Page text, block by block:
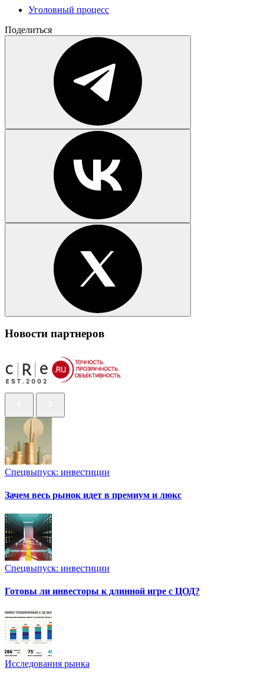
Уголовный процесс
Поделиться
Новости партнеров
Спецвыпуск: инвестиции
Зачем весь рынок идет в премиум и люкс
Спецвыпуск: инвестиции
Готовы ли инвесторы к длинной игре с ЦОД?
Исследования рынка